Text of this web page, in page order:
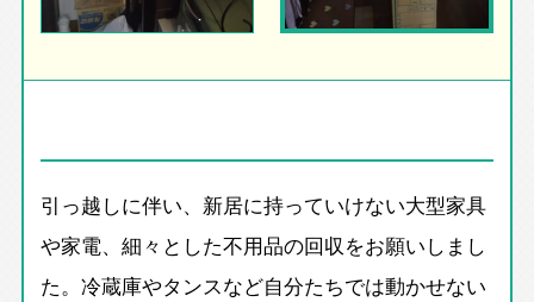
引っ越しに伴い、新居に持っていけない大型家具
や家電、細々とした不用品の回収をお願いしまし
た。冷蔵庫やタンスなど自分たちでは動かせない